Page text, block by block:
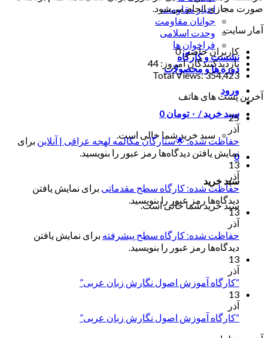
اخبار مقاومت
جوانان مقاومت
وحدت اسلامی
فراخوان ها
نشست و کارگاه
دوره ها و محصولات
ورود
سبد خرید / ۰ تومان 0
سبد خرید شما خالی است.
0
سبد خرید
سبد خرید شما خالی است.
صورت مجازی انجام می‌شود.
آمار سایت
کاربران حاضر:0
بازدیدکنندگان امروز: 44
Total Views:354,423
آخرین پست های هاتف
25
آذر
حفاظت شده: 🌟ستارگان مکالمه لهجه عراقی | آنلاین برای
نمایش یافتن دیدگاه‌ها رمز عبور را بنویسید.
13
آذر
حفاظت شده: کارگاه سطح مقدماتی برای نمایش یافتن
دیدگاه‌ها رمز عبور را بنویسید.
13
آذر
حفاظت شده: کارگاه سطح پیشرفته برای نمایش یافتن
دیدگاه‌ها رمز عبور را بنویسید.
13
آذر
“کارگاه آموزش اصول نگارش زبان عربی”
13
آذر
“کارگاه آموزش اصول نگارش زبان عربی”